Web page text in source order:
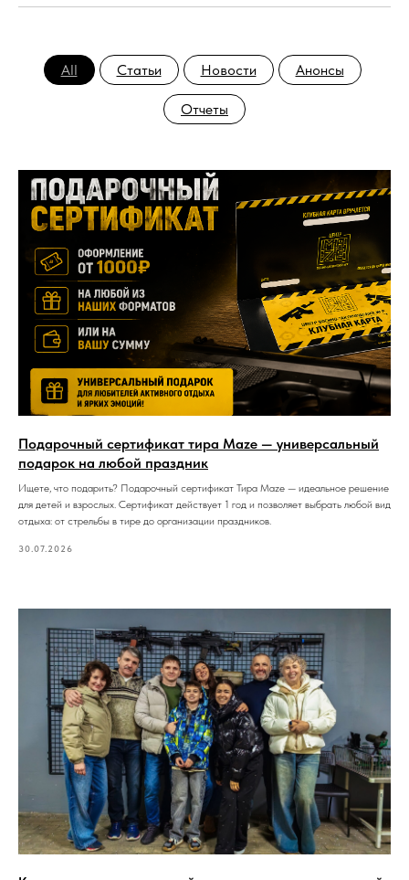
All Статьи Новости Анонсы
Отчеты
Подарочный сертификат тира Maze — универсальный
подарок на любой праздник
Ищете, что подарить? Подарочный сертификат Тира Maze — идеальное решение
для детей и взрослых. Сертификат действует 1 год и позволяет выбрать любой вид
отдыха: от стрельбы в тире до организации праздников.
30.07.2026